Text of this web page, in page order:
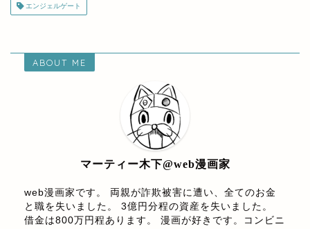
エンジェルゲート
ABOUT ME
マーティー木下@web漫画家
web漫画家です。 両親が詐欺被害に遭い、全てのお金
と職を失いました。 3億円分程の資産を失いました。
借金は800万円程あります。 漫画が好きです。コンビニ